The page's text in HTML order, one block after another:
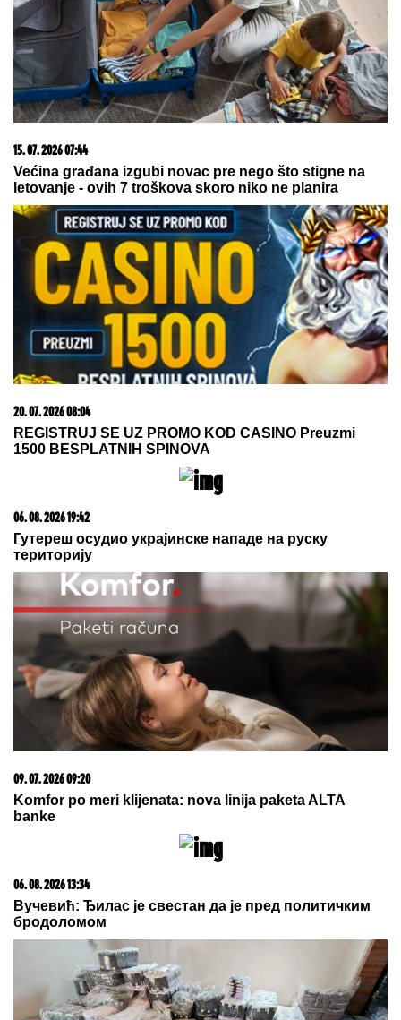
03. 08. 2026 07:31
25.000 kupaca već kupuje uz PerSu Extra. A ti? Saznaj
06. 08. 2026 06:38
Da li je genetika zaslužna za rađanje blizanaca? Istina o
Сазнања „Политике”: Ко је поставио замку
15. 07. 2026 07:44
Većina građana izgubi novac pre nego što stigne na
20. 07. 2026 08:04